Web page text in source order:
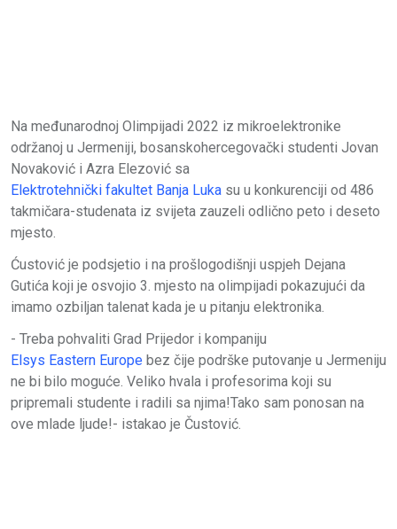
Na međunarodnoj Olimpijadi 2022 iz mikroelektronike
održanoj u Jermeniji, bosanskohercegovački studenti Jovan
Novaković i Azra Elezović sa
Elektrotehnički fakultet Banja Luka su u konkurenciji od 486
takmičara-studenata iz svijeta zauzeli odlično peto i deseto
mjesto.
Ćustović je podsjetio i na prošlogodišnji uspjeh Dejana
Gutića koji je osvojio 3. mjesto na olimpijadi pokazujući da
imamo ozbiljan talenat kada je u pitanju elektronika.
- Treba pohvaliti Grad Prijedor i kompaniju
Elsys Eastern Europe bez čije podrške putovanje u Jermeniju
ne bi bilo moguće. Veliko hvala i profesorima koji su
pripremali studente i radili sa njima!Tako sam ponosan na
ove mlade ljude!- istakao je Čustović.